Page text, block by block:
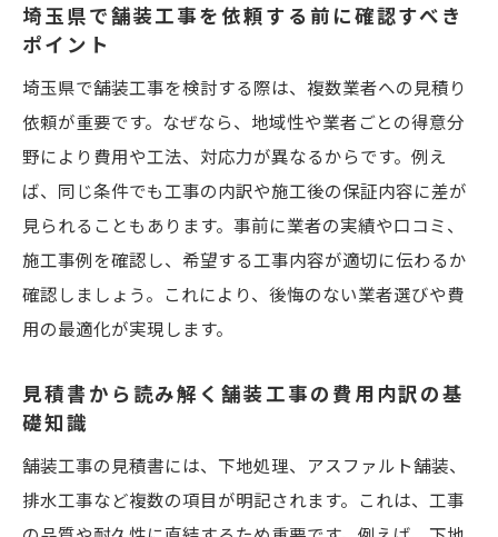
費用内訳を理解し比較ポイントを見極める
見積もり比較で失敗しない舗装工事の選び方
複数の舗装工事業者から見積りを集める重
要性
アスファルト見積もりの比較で注目すべき
項目
費用の安さだけで選ばないための判断基準
施工内容と見積書内訳を丁寧にチェックす
口コミや過去事例から信頼できる業者を見
次の単価や工事内容の比較ポイントを押さ
える
埼玉県で舗装工事を依頼する前に確認すべき
ポイント
埼玉県で舗装工事を検討する際は、複数業者への見積り
依頼が重要です。なぜなら、地域性や業者ごとの得意分
野により費用や工法、対応力が異なるからです。例え
ば、同じ条件でも工事の内訳や施工後の保証内容に差が
見られることもあります。事前に業者の実績や口コミ、
施工事例を確認し、希望する工事内容が適切に伝わるか
確認しましょう。これにより、後悔のない業者選びや費
用の最適化が実現します。
見積書から読み解く舗装工事の費用内訳の基
礎知識
舗装工事の見積書には、下地処理、アスファルト舗装、
排水工事など複数の項目が明記されます。これは、工事